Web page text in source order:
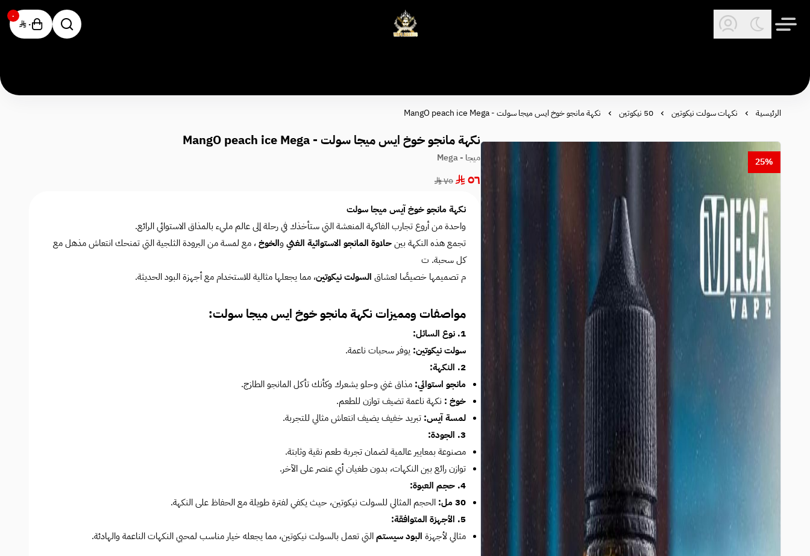
وكلاء الفيب - معتمد في السعودية
٠
٠
الرئيسية نكهات سولت نيكوتين 50 نيكوتين نكهة مانجو خوخ ايس ميجا سولت - MangO peach ice Mega
25%
نكهة مانجو خوخ ايس ميجا سولت - MangO peach ice Mega
ميجا - Mega
٥٦ ٧٥
نكهة مانجو خوخ آيس ميجا سولت
واحدة من أروع تجارب الفاكهة المنعشة التي ستأخذك في رحلة إلى عالم مليء بالمذاق الاستوائي الرائع.
تجمع هذه النكهة بينحلاوة المانجو الاستوائية الغنيوالخوخ، مع لمسة من البرودة الثلجية التي تمنحك انتعاش مذهل مع
كل سحبة. ت
م تصميمها خصيصًا لعشاق السولت نيكوتين، مما يجعلها مثالية للاستخدام مع أجهزة البود الحديثة.
مواصفات ومميزات نكهة مانجو خوخ ايس ميجا سولت:
1. نوع السائل:
سولت نيكوتين: يوفر سحبات ناعمة.
2. النكهة:
مانجو استوائي: مذاق غني وحلو يشعرك وكأنك تأكل المانجو الطازج.
خوخ : نكهة ناعمة تضيف توازن للطعم.
لمسة آيس: تبريد خفيف يضيف انتعاش مثالي للتجربة.
3. الجودة:
مصنوعة بمعايير عالمية لضمان تجربة طعم نقية وثابتة.
توازن رائع بين النكهات، بدون طغيان أي عنصر على الآخر.
4. حجم العبوة:
30 مل:
الحجم المثالي للسولت نيكوتين، حيث يكفي لفترة طويلة مع الحفاظ على النكهة.
5. الأجهزة المتوافقة:
مثالي لأجهزة البود سيستمالتي تعمل بالسولت نيكوتين، مما يجعله خيار مناسب لمحبي النكهات الناعمة والهادئة.